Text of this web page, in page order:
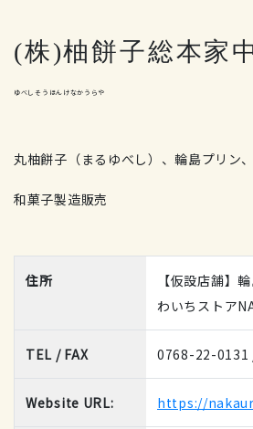
(株)柚餅子総本家
ゆべしそうほんけなかうらや
丸柚餅子（まるゆべし）、輪島プリン
和菓子製造販売
住所
【仮設店舗】
わいちストア
TEL / FAX
Website URL: https://